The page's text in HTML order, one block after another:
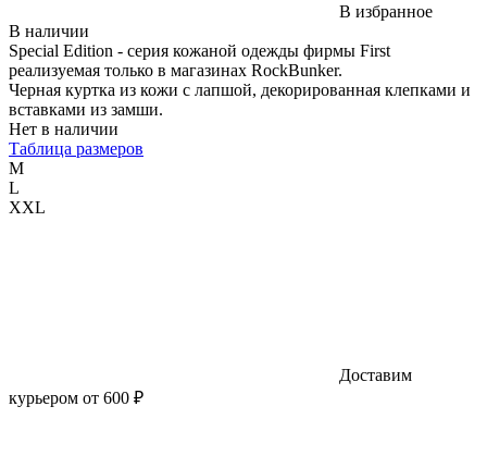
В избранное
В наличии
Special Edition - серия кожаной одежды фирмы First
реализуемая только в магазинах RockBunker.
Черная куртка из кожи с лапшой, декорированная клепками и
вставками из замши.
Нет в наличии
Таблица размеров
M
L
XXL
Доставим
курьером от 600 ₽